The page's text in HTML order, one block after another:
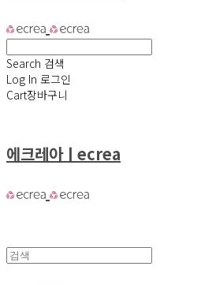
Search 검색
Log In 로그인
Cart장바구니
에크레아ㅣecrea